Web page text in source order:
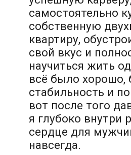
самостоятельно
собственную
квартиру,
свой вкус и
научиться жить
всё было хорошо,
стабильность и
вот после того
я глубоко внутри
сердце для
навсегда.